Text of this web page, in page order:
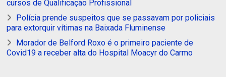
cursos de Qualificação Profissional
Polícia prende suspeitos que se passavam por policiais
para extorquir vítimas na Baixada Fluminense
Morador de Belford Roxo é o primeiro paciente de
Covid19 a receber alta do Hospital Moacyr do Carmo